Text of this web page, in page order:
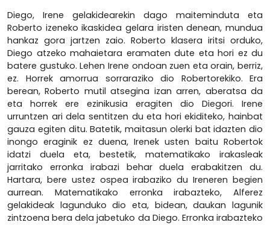
Diego, Irene gelakidearekin dago maiteminduta eta
Roberto izeneko ikaskidea gelara iristen denean, mundua
hankaz gora jartzen zaio. Roberto klasera iritsi orduko,
Diego atzeko mahaietara eramaten dute eta hori ez du
batere gustuko. Lehen Irene ondoan zuen eta orain, berriz,
ez. Horrek amorrua sorraraziko dio Robertorekiko. Era
berean, Roberto mutil atsegina izan arren, aberatsa da
eta horrek ere ezinikusia eragiten dio Diegori. Irene
urruntzen ari dela sentitzen du eta hori ekiditeko, hainbat
gauza egiten ditu. Batetik, maitasun olerki bat idazten dio
inongo eraginik ez duena, Irenek usten baitu Robertok
idatzi duela eta, bestetik, matematikako irakasleak
jarritako erronka irabazi behar duela erabakitzen du.
Hartara, bere ustez ospea irabaziko du Ireneren begien
aurrean. Matematikako erronka irabazteko, Alferez
gelakideak lagunduko dio eta, bidean, daukan lagunik
zintzoena bera dela jabetuko da Diego. Erronka irabazteko